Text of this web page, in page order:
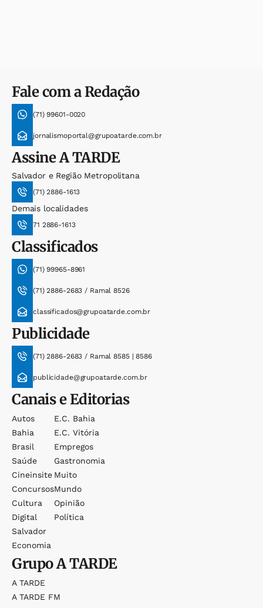
Fale com a Redação
(71) 99601-0020
jornalismoportal@grupoatarde.com.br
AssineA TARDE
Salvador e Região Metropolitana
(71) 2886-1613
Demais localidades
71 2886-1613
Classificados
(71) 99965-8961
(71) 2886-2683 / Ramal 8526
classificados@grupoatarde.com.br
Publicidade
(71) 2886-2683 / Ramal 8585 | 8586
publicidade@grupoatarde.com.br
Canais e Editorias
Autos
Bahia
Brasil
Saúde
Cineinsite
Concursos
Cultura
Digital
Salvador
Economia
E.c. Bahia
E.c. Vitória
Empregos
Gastronomia
Muito
Mundo
Opinião
Política
GrupoA TARDE
A TARDE
A TARDE FM